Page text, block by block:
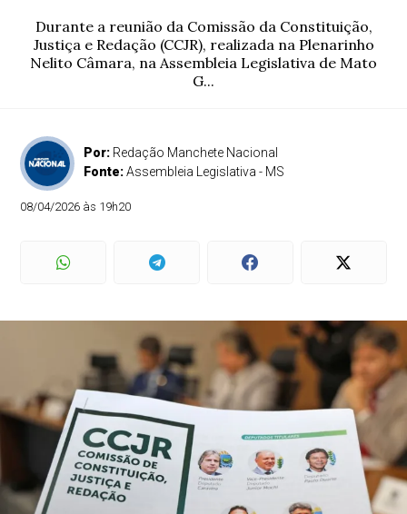
Durante a reunião da Comissão da Constituição,
Justiça e Redação (CCJR), realizada na Plenarinho
Nelito Câmara, na Assembleia Legislativa de Mato
G...
Por: Redação Manchete Nacional
Fonte:Assembleia Legislativa - MS
08/04/2026 às 19h20